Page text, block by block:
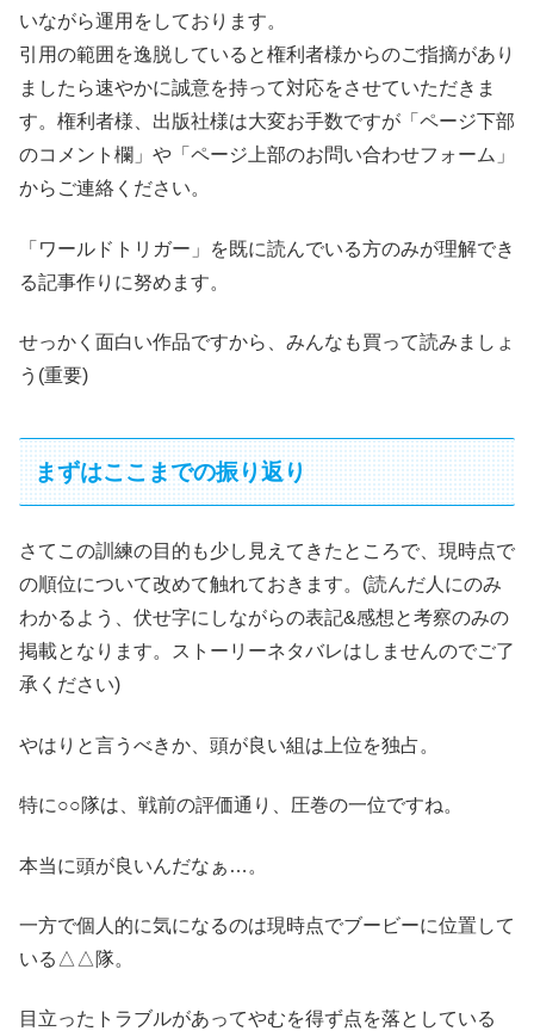
いながら運用をしております。
引用の範囲を逸脱していると権利者様からのご指摘があり
ましたら速やかに誠意を持って対応をさせていただきま
す。権利者様、出版社様は大変お手数ですが「ページ下部
のコメント欄」や「ページ上部のお問い合わせフォーム」
からご連絡ください。
「ワールドトリガー」を既に読んでいる方のみが理解でき
る記事作りに努めます。
せっかく面白い作品ですから、みんなも買って読みましょ
う(重要)
まずはここまでの振り返り
さてこの訓練の目的も少し見えてきたところで、現時点で
の順位について改めて触れておきます。(読んだ人にのみ
わかるよう、伏せ字にしながらの表記&感想と考察のみの
掲載となります。ストーリーネタバレはしませんのでご了
承ください)
やはりと言うべきか、頭が良い組は上位を独占。
特に○○隊は、戦前の評価通り、圧巻の一位ですね。
本当に頭が良いんだなぁ…。
一方で個人的に気になるのは現時点でブービーに位置して
いる△△隊。
目立ったトラブルがあってやむを得ず点を落としている